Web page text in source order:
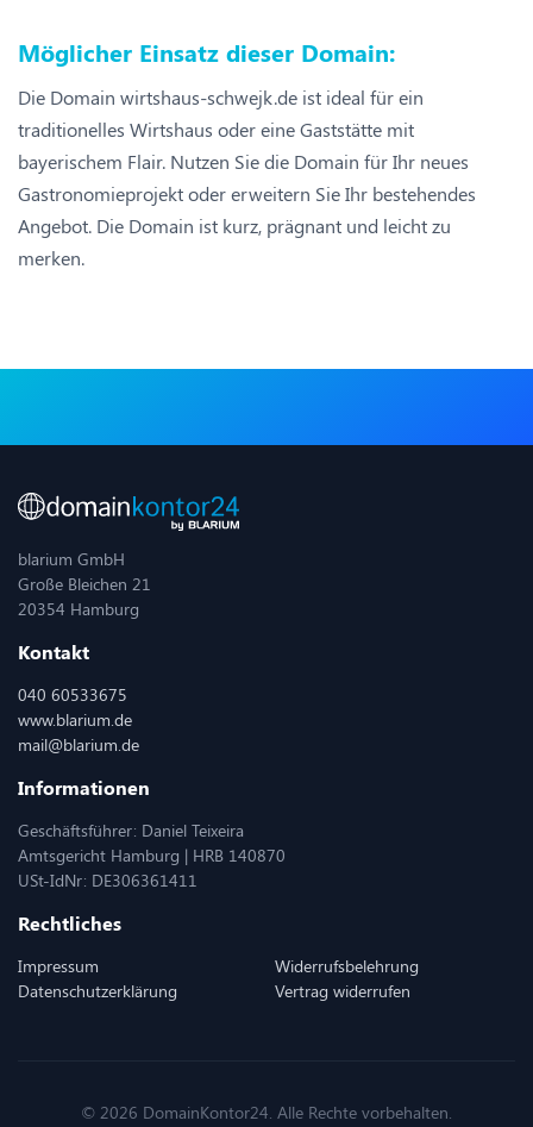
Möglicher Einsatz dieser Domain:
Die Domain wirtshaus-schwejk.de ist ideal für ein
traditionelles Wirtshaus oder eine Gaststätte mit
bayerischem Flair. Nutzen Sie die Domain für Ihr neues
Gastronomieprojekt oder erweitern Sie Ihr bestehendes
Angebot. Die Domain ist kurz, prägnant und leicht zu
merken.
blarium GmbH
Große Bleichen 21
20354 Hamburg
Kontakt
040 60533675
www.blarium.de
mail@blarium.de
Informationen
Geschäftsführer: Daniel Teixeira
Amtsgericht Hamburg | HRB 140870
USt-IdNr: DE306361411
Rechtliches
Impressum
Datenschutzerklärung
Widerrufsbelehrung
Vertrag widerrufen
© 2026 DomainKontor24. Alle Rechte vorbehalten.